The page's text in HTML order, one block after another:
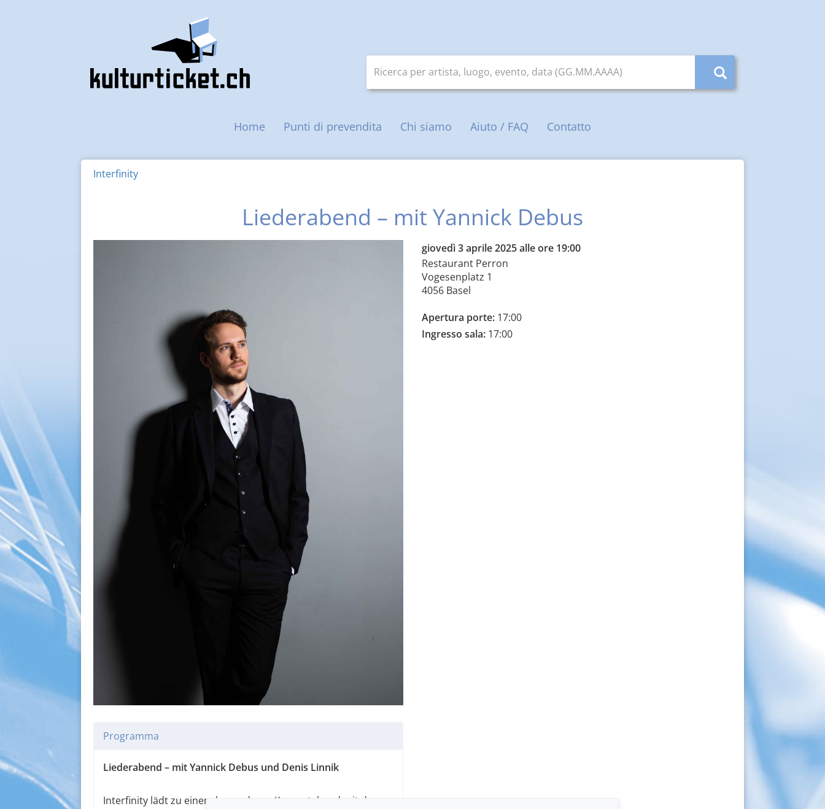
Navigazione principale
Home Punti di prevendita Chi siamo Aiuto / FAQ Contatto
Interfinity
Liederabend – mit Yannick Debus
giovedì 3 aprile 2025 alle ore 19:00
Restaurant Perron
Vogesenplatz 1
4056 Basel
Apertura porte: 17:00
Ingresso sala: 17:00
Programma
Liederabend – mit Yannick Debus und Denis Linnik
Interfinity lädt zu einem besonderen Konzertabend mit dem